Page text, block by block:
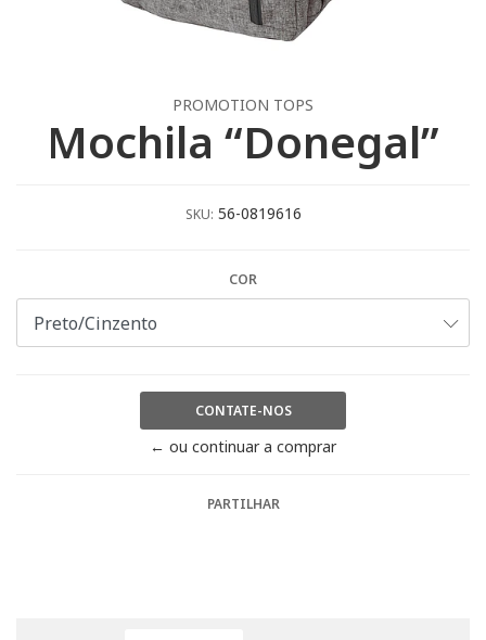
PROMOTION TOPS
Mochila “Donegal”
SKU: 56-0819616
COR
CONTATE-NOS
← ou continuar a comprar
PARTILHAR